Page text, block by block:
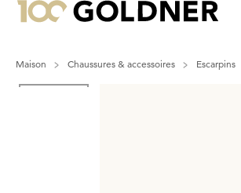
Maison Chaussures & accessoires Escarpins